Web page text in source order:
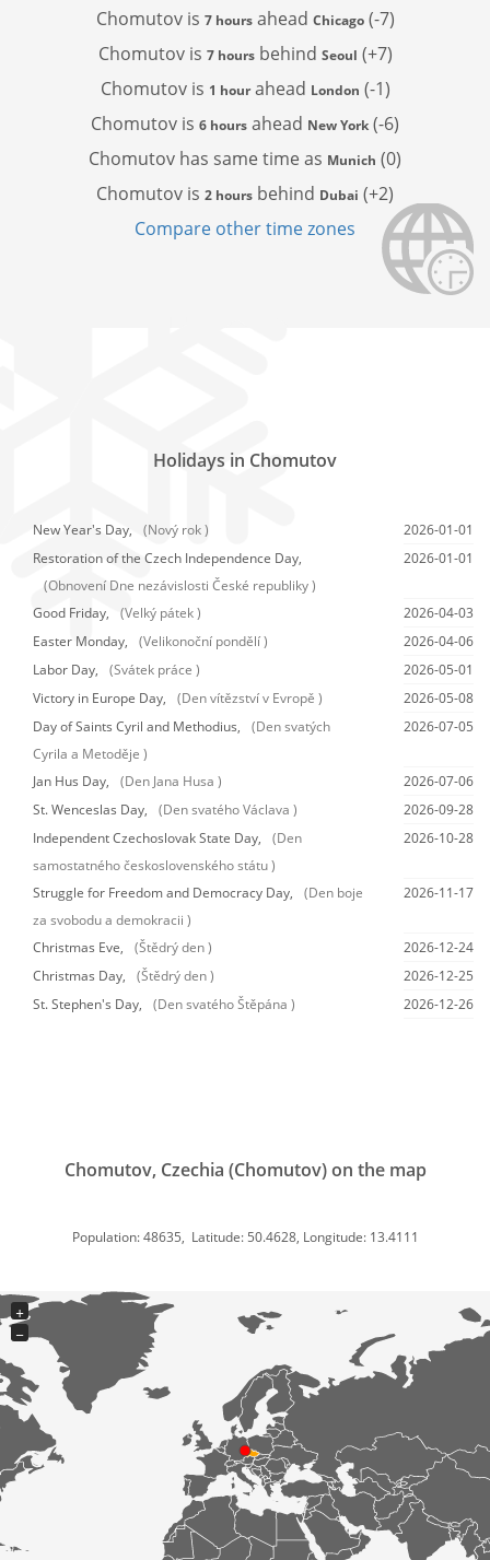
Chomutov is 7 hoursahead Chicago(-7)
Chomutov is 7 hoursbehind Seoul (+7)
Chomutov is 1 hourahead London (-1)
Chomutov is 6 hours ahead New York (-6)
Chomutov has same time as Munich (0)
Chomutov is 2 hours behind Dubai (+2)
Compare other time zones
Holidays in Chomutov
New Year's Day, (Nový rok )
2026-01-01
Restoration of the Czech Independence Day,
(Obnovení Dne nezávislosti České republiky )
2026-01-01
Good Friday, (Velký pátek )
2026-04-03
Easter Monday,
(Velikonoční pondělí )
2026-04-06
Labor Day,
(Svátek práce )
2026-05-01
Victory in Europe Day,
(Den vítězství v Evropě )
2026-05-08
Day of Saints Cyril and Methodius,
(Den svatých
Cyrila a Metoděje )
2026-07-05
Jan Hus Day, (Den Jana Husa )
2026-07-06
St. Wenceslas Day,
(Den svatého Václava )
2026-09-28
Independent Czechoslovak State Day,
(Den
samostatného československého státu )
2026-10-28
Struggle for Freedom and Democracy Day,
(Den boje
za svobodu a demokracii )
2026-11-17
Christmas Eve, (Štědrý den )
2026-12-24
Christmas Day,
(Štědrý den )
2026-12-25
St. Stephen's Day,
(Den svatého Štěpána ) 2026-12-26
Chomutov, Czechia (Chomutov) on the map
Population: 48635, Latitude: 50.4628, Longitude: 13.4111
+
−